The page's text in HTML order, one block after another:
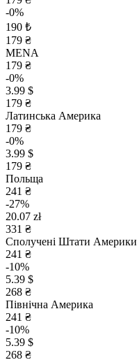
-0%
190 ₺
179 ₴
MENA
179 ₴
-0%
3.99 $
179 ₴
Латинська Америка
179 ₴
-0%
3.99 $
179 ₴
Польща
241 ₴
-27%
20.07 zł
331 ₴
Сполучені Штати Америки
241 ₴
-10%
5.39 $
268 ₴
Північна Америка
241 ₴
-10%
5.39 $
268 ₴